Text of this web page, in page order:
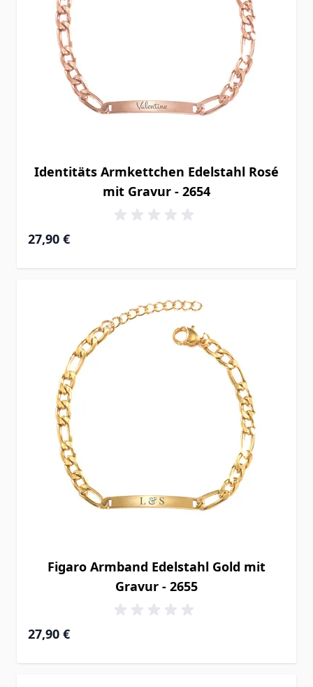
Identitäts Armkettchen Edelstahl Rosé
mit Gravur - 2654
27,90 €
Figaro Armband Edelstahl Gold mit
Gravur - 2655
27,90 €